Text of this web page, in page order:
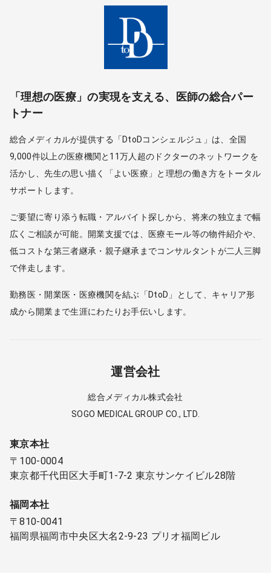
「理想の医療」の実現を支える、医師の総合パー
トナー
総合メディカルが提供する「DtoDコンシェルジュ」は、全国
9,000件以上の医療機関と11万人超のドクターのネットワークを
活かし、先生の思い描く「よい医療」と理想の働き方をトータル
サポートします。
ご要望に寄り添う転職・アルバイト探しから、将来の独立まで幅
広くご相談が可能。開業支援では、医療モール等の物件紹介や、
低コストな第三者継承・親子継承までコンサルタントが二人三脚
で伴走します。
勤務医・開業医・医療機関を結ぶ「DtoD」として、キャリア形
成から開業まで生涯にわたりお手伝いします。
運営会社
総合メディカル株式会社
SOGO MEDICAL GROUP CO., LTD.
東京本社
〒100-0004
東京都千代田区大手町1-7-2 東京サンケイビル28階
福岡本社
〒810-0041
福岡県福岡市中央区大名2-9-23 プリオ福岡ビル